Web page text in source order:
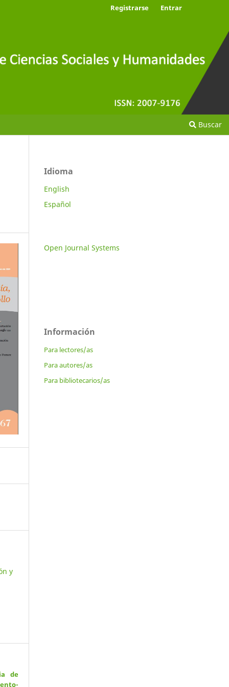
Buscar
Registrarse Entrar
y
de
Idioma
English
Español
Open Journal Systems
Información
Para lectores/as
Para autores/as
Para bibliotecarios/as